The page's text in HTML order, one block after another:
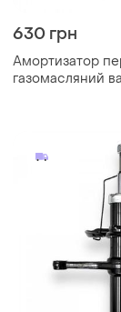
630 грн
Амортизатор
газомасляний